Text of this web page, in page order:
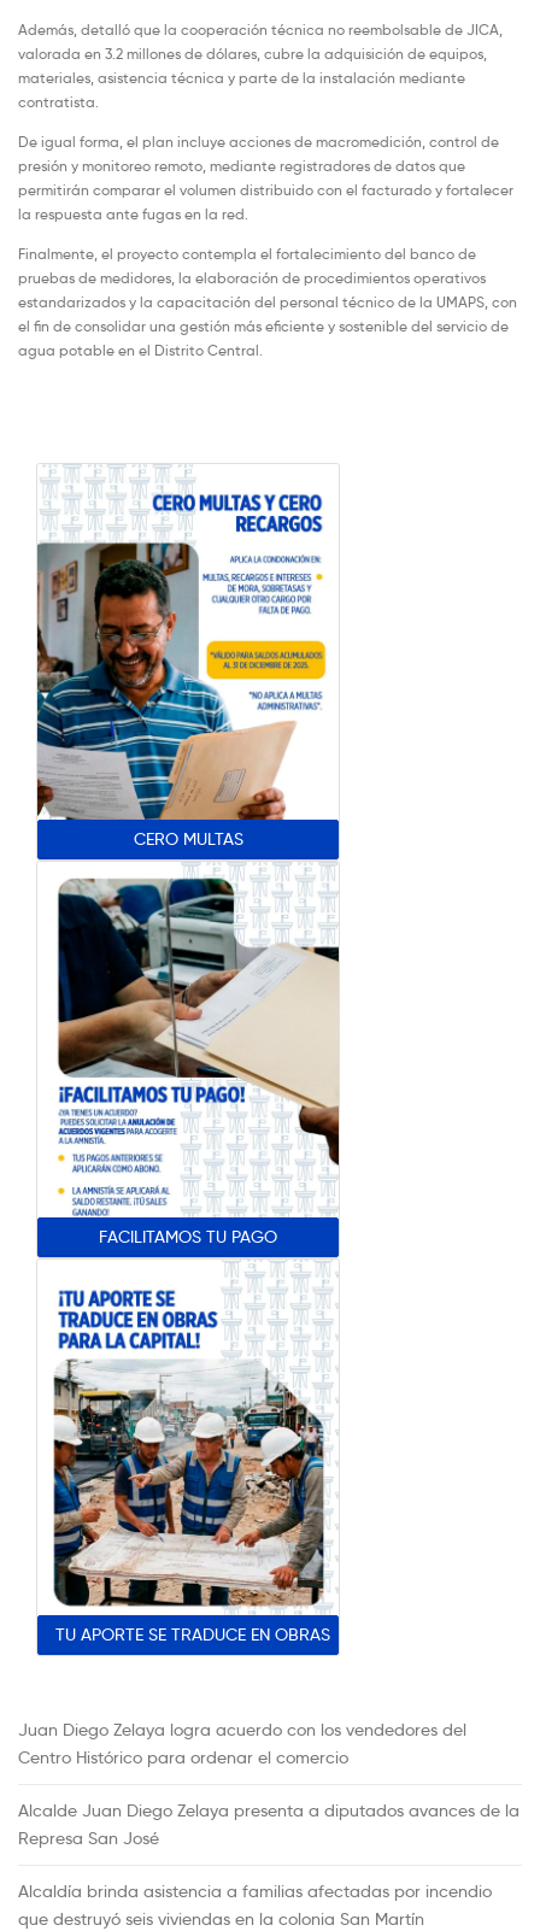
Además, detalló que la cooperación técnica no reembolsable de JICA,
valorada en 3.2 millones de dólares, cubre la adquisición de equipos,
materiales, asistencia técnica y parte de la instalación mediante
contratista.
De igual forma, el plan incluye acciones de macromedición, control de
presión y monitoreo remoto, mediante registradores de datos que
permitirán comparar el volumen distribuido con el facturado y fortalecer
la respuesta ante fugas en la red.
Finalmente, el proyecto contempla el fortalecimiento del banco de
pruebas de medidores, la elaboración de procedimientos operativos
estandarizados y la capacitación del personal técnico de la UMAPS, con
el fin de consolidar una gestión más eficiente y sostenible del servicio de
agua potable en el Distrito Central.
CERO MULTAS
FACILITAMOS TU PAGO
TU APORTE SE TRADUCE EN OBRAS
Juan Diego Zelaya logra acuerdo con los vendedores del
Centro Histórico para ordenar el comercio
Alcalde Juan Diego Zelaya presenta a diputados avances de la
Represa San José
Alcaldía brinda asistencia a familias afectadas por incendio
que destruyó seis viviendas en la colonia San Martín